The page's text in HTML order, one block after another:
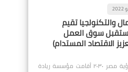
والتكنولجيا تقيم
سوق العمل
الاقتصاد المستدام)
✍️ سهيلة محي على نهج رؤية مصر ٢٠٣٠ أقامت مؤسسة ريادة